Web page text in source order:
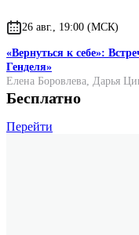
26 авг., 19:00 (МСК)
«Вернуться к себе»:
Генделя»
Елена Боровлева, Дарья
Бесплатно
Перейти